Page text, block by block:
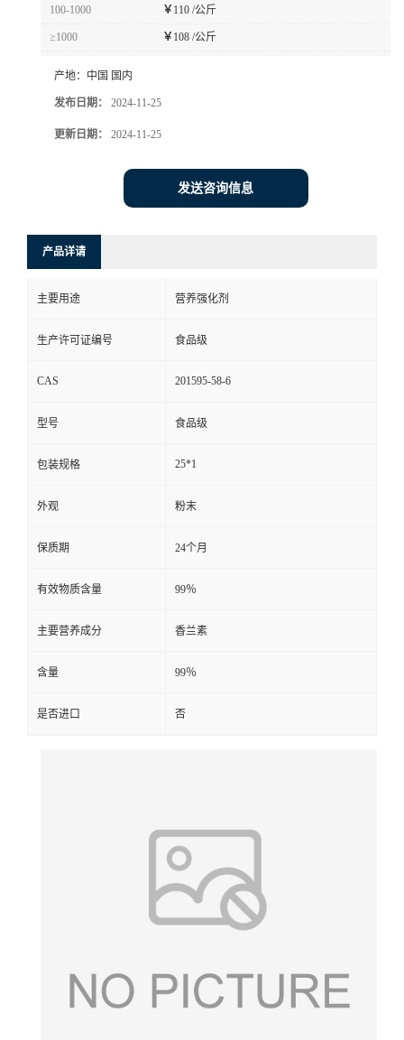
100-1000 ￥ 110 /公斤
≥1000 ￥ 108 /公斤
产地： 中国 国内
发布日期： 2024-11-25
更新日期： 2024-11-25
发送咨询信息
产品详请
主要用途 营养强化剂
生产许可证编号 食品级
CAS 201595-58-6
型号 食品级
包装规格 25*1
外观 粉末
保质期 24个月
有效物质含量 99％
主要营养成分 香兰素
含量 99％
是否进口 否